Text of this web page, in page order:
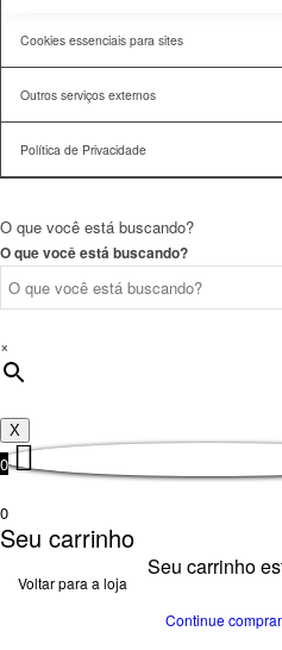
Cookies essenciais para sites
Outros serviços externos
Política de Privacidade
O que você está buscando?
O que você está buscando?
×
X
0
0
Seu carrinho
Seu carrinho
Voltar para a loja
Continue